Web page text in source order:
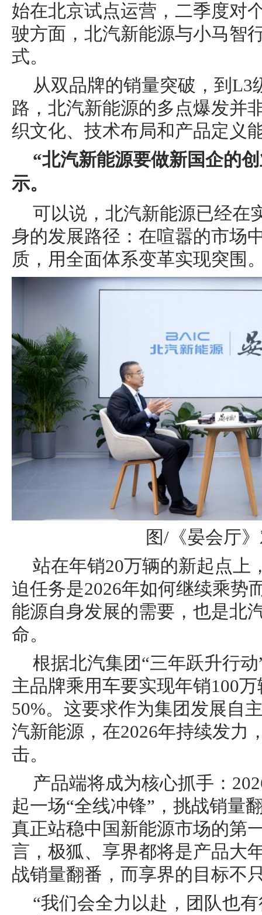
始在北京试点运营，二季度对
驶方面，北汽新能源与小马智
式。
从双品牌的销量突破，到L3
路，北汽新能源的多点爆发并
织文化、技术布局和产品定义
“北汽新能源要做新国企的
示。
可以说，北汽新能源已经在
身的发展路径：在喧嚣的市场
质，用全面体系变革实现突围
图/《晏会厅
站在年销20万辆的新起点上
迫任务是2026年如何继续乘
能源自身发展的需要，也是北
命。
根据北汽集团“三年跃升行
主品牌乘用车要实现年销100
50%。这要求作为集团发展自
汽新能源，在2026年持续发力
击。
产品端将成为核心抓手：
起一场“全线冲锋”，挑战销量
真正站稳中国新能源市场的第
言，极狐、享界都将是产品大
战销量翻番，而享界的目标不
“我们会全力以赴，团队也